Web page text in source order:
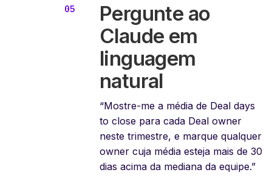
Pergunte ao
Claude em
linguagem
natural
“Mostre-me a média de Deal days
to close para cada Deal owner
neste trimestre, e marque qualquer
owner cuja média esteja mais de 30
dias acima da mediana da equipe.”